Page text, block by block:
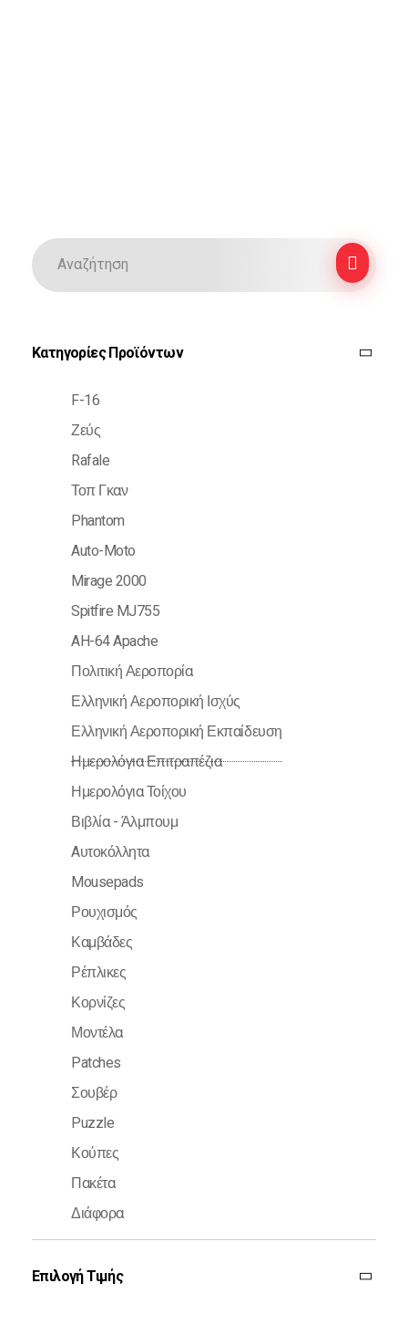
Κατηγορίες Προϊόντων
F-16
Ζεύς
Rafale
Τοπ Γκαν
Phantom
Auto-Moto
Mirage 2000
Spitfire MJ755
AH-64 Apache
Πολιτική Αεροπορία
Ελληνική Αεροπορική Ισχύς
Ελληνική Αεροπορική Εκπαίδευση
Ημερολόγια Επιτραπέζια
Ημερολόγια Τοίχου
Βιβλία - Άλμπουμ
Aυτοκόλλητα
Mousepads
Ρουχισμός
Καμβάδες
Ρέπλικες
Κορνίζες
Μοντέλα
Patches
Σουβέρ
Puzzle
Κούπες
Πακέτα
Διάφορα
Επιλογή Τιμής